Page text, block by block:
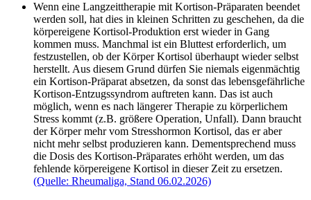
Wenn eine Langzeittherapie mit Kortison-Präparaten beendet
werden soll, hat dies in kleinen Schritten zu geschehen, da die
körpereigene Kortisol-Produktion erst wieder in Gang
kommen muss. Manchmal ist ein Bluttest erforderlich, um
festzustellen, ob der Körper Kortisol überhaupt wieder selbst
herstellt. Aus diesem Grund dürfen Sie niemals eigenmächtig
ein Kortison-Präparat absetzen, da sonst das lebensgefährliche
Kortison-Entzugssyndrom auftreten kann. Das ist auch
möglich, wenn es nach längerer Therapie zu körperlichem
Stress kommt (z.B. größere Operation, Unfall). Dann braucht
der Körper mehr vom Stresshormon Kortisol, das er aber
nicht mehr selbst produzieren kann. Dementsprechend muss
die Dosis des Kortison-Präparates erhöht werden, um das
fehlende körpereigene Kortisol in dieser Zeit zu ersetzen.
(Quelle: Rheumaliga, Stand 06.02.2026)